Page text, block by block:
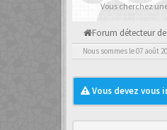
Vous cherchez
Forum détecteur
Nous sommes le 07 août
Vous devez